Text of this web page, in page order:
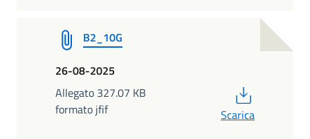
B2_10G
26-08-2025
Allegato 327.07 KB
formato jfif
Scarica